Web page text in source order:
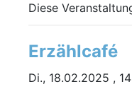
Diese
Erzählcafé
Di., 18.02.2025 ,